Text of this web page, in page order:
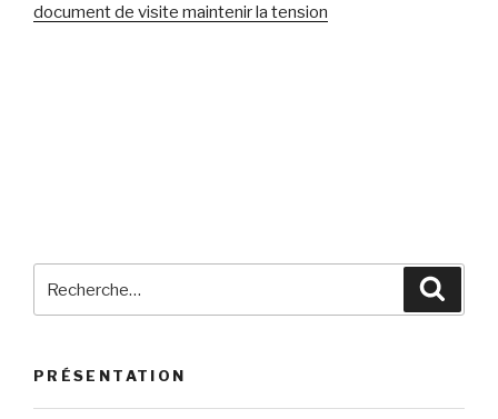
document de visite maintenir la tension
pour
PRÉSENTATION